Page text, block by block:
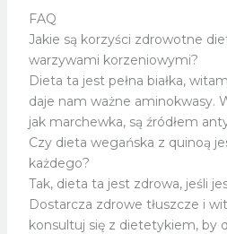
FAQ
Jakie są korzyści zdrowotne
warzywami korzeniowymi?
Dieta ta jest pełna białka,
daje nam ważne aminokwasy.
jak marchewka, są źródłem
Czy dieta wegańska z quinoą
każdego?
Tak, dieta ta jest zdrowa, jeśli
Dostarcza zdrowe tłuszcze i
konsultuj się z dietetykiem, by